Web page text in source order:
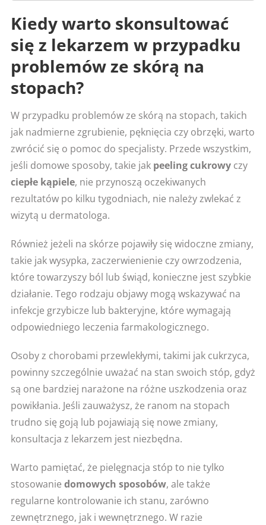
Kiedy warto skonsultować
się z lekarzem w przypadku
problemów ze skórą na
stopach?
W przypadku problemów ze skórą na stopach, takich
jak nadmierne zgrubienie, pęknięcia czy obrzęki, warto
zwrócić się o pomoc do specjalisty. Przede wszystkim,
jeśli domowe sposoby, takie jak peeling cukrowyczy
ciepłe kąpiele, nie przynoszą oczekiwanych
rezultatów po kilku tygodniach, nie należy zwlekać z
wizytą u dermatologa.
Również jeżeli na skórze pojawiły się widoczne zmiany,
takie jak wysypka, zaczerwienienie czy owrzodzenia,
które towarzyszy ból lub świąd, konieczne jest szybkie
działanie. Tego rodzaju objawy mogą wskazywać na
infekcje grzybicze lub bakteryjne, które wymagają
odpowiedniego leczenia farmakologicznego.
Osoby z chorobami przewlekłymi, takimi jak cukrzyca,
powinny szczególnie uważać na stan swoich stóp, gdyż
są one bardziej narażone na różne uszkodzenia oraz
powikłania. Jeśli zauważysz, że ranom na stopach
trudno się goją lub pojawiają się nowe zmiany,
konsultacja z lekarzem jest niezbędna.
Warto pamiętać, że pielęgnacja stóp to nie tylko
stosowanie domowych sposobów, ale także
regularne kontrolowanie ich stanu, zarówno
zewnętrznego, jak i wewnętrznego. W razie